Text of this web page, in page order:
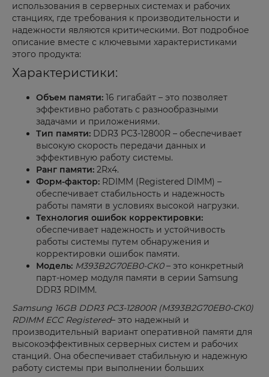
использования в серверных системах и рабочих
станциях, где требования к производительности и
надежности являются критическими. Вот подробное
описание вместе с ключевыми характеристиками
этого продукта:
Характеристики:
Объем памяти: 16 гигабайт – это позволяет
эффективно работать с разнообразными
задачами и приложениями.
Тип памяти: DDR3 PC3-12800R – обеспечивает
высокую скорость передачи данных и
эффективную работу системы.
Ранг памяти: 2Rx4.
Форм-фактор: RDIMM (Registered DIMM) –
обеспечивает стабильность и надежность
работы памяти в условиях высокой нагрузки.
Технология ошибок корректировки:
обеспечивает надежность и устойчивость
работы системы путем обнаружения и
корректировки ошибок памяти.
Модель: M393B2G70EB0-CK0– это конкретный
парт-номер модуля памяти в серии Samsung
DDR3 RDIMM.
Samsung 16GB DDR3 PC3-12800R (M393B2G70EB0-CK0)
RDIMM ECC Registered– это надежный и
производительный вариант оперативной памяти для
высокоэффективных серверных систем и рабочих
станций. Она обеспечивает стабильную и надежную
работу системы при выполнении больших